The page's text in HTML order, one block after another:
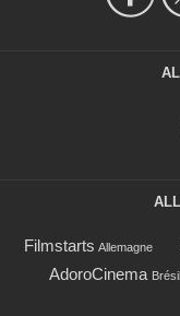
Filmstarts Allemagne
AdoroCinema Brésil